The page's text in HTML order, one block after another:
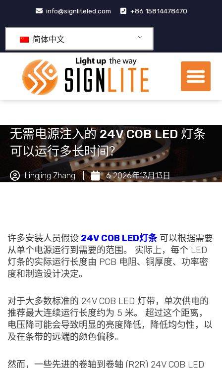
内
info@signliteled.com +86 15814478470
简体中文
菜
单
无需电源注入的 24V COB LED 灯条
可以运行多长时间？
Lingjing Zhang 6 2026年13月13日
许多安装人员假设 24V COB LED灯条可以根据需要
从单个电源运行到需要的范围。 实际上，每个 LED
灯条的实际运行长度由 PCB 电阻、铜厚度、功率密
度和制造设计决定。
对于大多数标准的 24V COB LED 灯带，单次供电的
推荐最大连续运行长度约为 5 米。 超过这个距离，
电压降可能会导致明显的亮度降低，降低均匀性，以
及在条带的远端的颜色偏移。
然而，一些先进的卷轴到卷轴 (R2R) 24V COB LED